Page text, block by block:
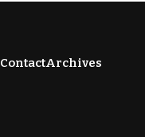
ContactArchives